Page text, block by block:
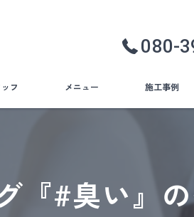
080-
フ メニュー 施工事例
『#臭い』